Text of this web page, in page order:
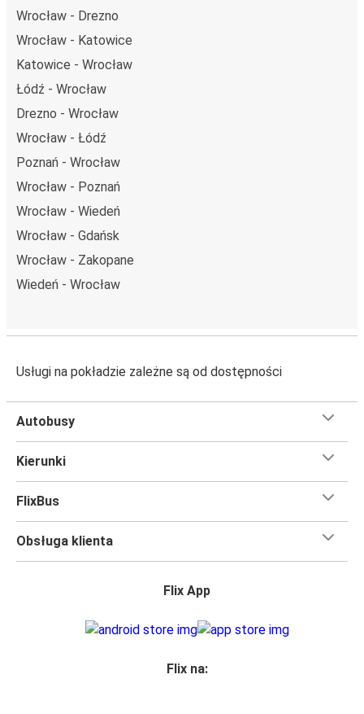
Wrocław - Drezno
Wrocław - Katowice
Katowice - Wrocław
Łódź - Wrocław
Drezno - Wrocław
Wrocław - Łódź
Poznań - Wrocław
Wrocław - Poznań
Wrocław - Wiedeń
Wrocław - Gdańsk
Wrocław - Zakopane
Wiedeń - Wrocław
Usługi na pokładzie zależne są od dostępności
Autobusy
Kierunki
FlixBus
Obsługa klienta
Flix App
Flix na: